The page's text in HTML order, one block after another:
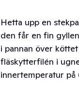
Hetta upp en
den får en fin
i pannan över
fläskytterfilén i
innertemperatur